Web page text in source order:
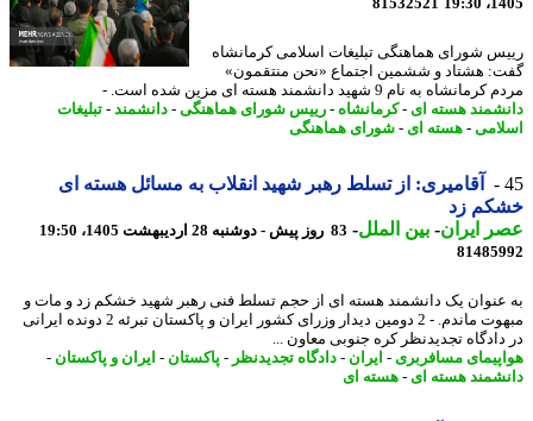
شورای هماهنگی تبلیغات اسلامی کرمانشاه
هشتاد و ششمین اجتماع «نحن منتقمون»
به نام 9 شهید دانشمند هسته ای مزین شده است. -
هسته ای- کرمانشاه-رییس شورای هماهنگی-دانشمند-تبلیغات
-هسته ای- شورای هماهنگی
آقامیری: از تسلط رهبر شهید انقلاب به مسائل هسته ای
زد
ایران- بین الملل-83 روز پیش - دوشنبه 28 اردیبهشت 1405، 19:50
یک دانشمند هسته ای از حجم تسلط فنی رهبر شهید خشکم زد و مات و
مبهوت ماندم. - 2 دومین دیدار وزرای کشور ایران و پاکستان تبرئه 2 دونده ایرانی
تجدیدنظر کره جنوبی معاون ...
مسافربری - ایران - دادگاه تجدیدنظر-پاکستان-ایران و پاکستان-
هسته ای- هسته ای